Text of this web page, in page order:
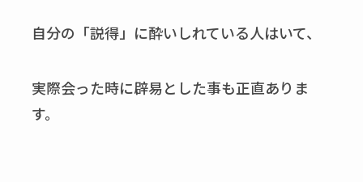
自分の「説得」に酔いしれている人はいて、
実際会った時に辟易とした事も正直ありま
す。